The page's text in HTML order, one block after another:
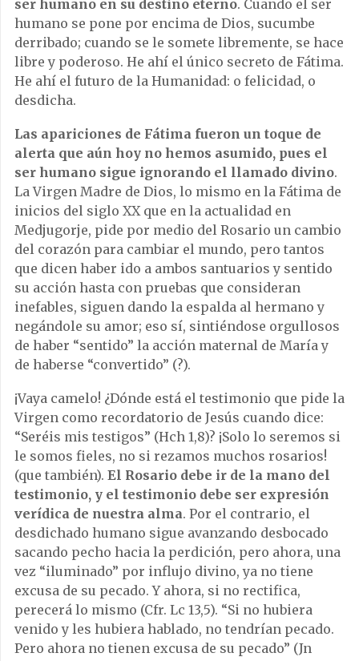
ser humano en su destino eterno. Cuando el ser
humano se pone por encima de Dios, sucumbe
derribado; cuando se le somete libremente, se hace
libre y poderoso. He ahí el único secreto de Fátima.
He ahí el futuro de la Humanidad: o felicidad, o
desdicha.
Las apariciones de Fátima fueron un toque de
alerta que aún hoy no hemos asumido, pues el
ser humano sigue ignorando el llamado divino.
La Virgen Madre de Dios, lo mismo en la Fátima de
inicios del siglo XX que en la actualidad en
Medjugorje, pide por medio del Rosario un cambio
del corazón para cambiar el mundo, pero tantos
que dicen haber ido a ambos santuarios y sentido
su acción hasta con pruebas que consideran
inefables, siguen dando la espalda al hermano y
negándole su amor; eso sí, sintiéndose orgullosos
de haber “sentido” la acción maternal de María y
de haberse “convertido” (?).
¡Vaya camelo! ¿Dónde está el testimonio que pide la
Virgen como recordatorio de Jesús cuando dice:
“Seréis mis testigos” (Hch 1,8)? ¡Solo lo seremos si
le somos fieles, no si rezamos muchos rosarios!
(que también). El Rosario debe ir de la mano del
testimonio, y el testimonio debe ser expresión
verídica de nuestra alma. Por el contrario, el
desdichado humano sigue avanzando desbocado
sacando pecho hacia la perdición, pero ahora, una
vez “iluminado” por influjo divino, ya no tiene
excusa de su pecado. Y ahora, si no rectifica,
perecerá lo mismo (Cfr. Lc 13,5). “Si no hubiera
venido y les hubiera hablado, no tendrían pecado.
Pero ahora no tienen excusa de su pecado” (Jn